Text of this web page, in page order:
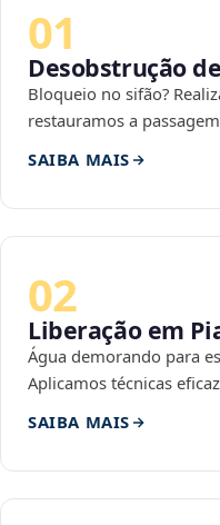
01
Desobstrução
Bloqueio no sifão?
restauramos a
SAIBA MAIS
02
Liberação em
Água demorando para
Aplicamos técnicas
SAIBA MAIS